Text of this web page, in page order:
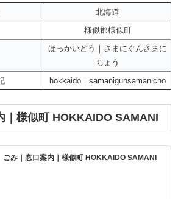
北海道
様似郡様似町
ほっかいどう｜さまにぐんさまに
ちょう
hokkaido｜samanigunsamanicho
｜様似町 HOKKAIDO SAMANI
ごみ｜窓口案内｜様似町 HOKKAIDO SAMANI